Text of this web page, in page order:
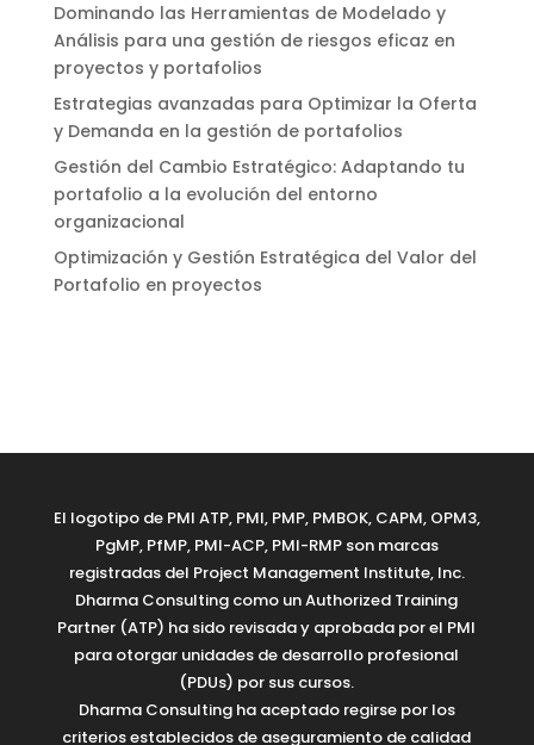
Dominando las Herramientas de Modelado y
Análisis para una gestión de riesgos eficaz en
proyectos y portafolios
Estrategias avanzadas para Optimizar la Oferta
y Demanda en la gestión de portafolios
Gestión del Cambio Estratégico: Adaptando tu
portafolio a la evolución del entorno
organizacional
Optimización y Gestión Estratégica del Valor del
Portafolio en proyectos
El logotipo de PMI ATP, PMI, PMP, PMBOK, CAPM, OPM3,
PgMP, PfMP, PMI-ACP, PMI-RMP son marcas
registradas del Project Management Institute, Inc.
Dharma Consulting como un Authorized Training
Partner (ATP) ha sido revisada y aprobada por el PMI
para otorgar unidades de desarrollo profesional
(PDUs) por sus cursos.
Dharma Consulting ha aceptado regirse por los
criterios establecidos de aseguramiento de calidad